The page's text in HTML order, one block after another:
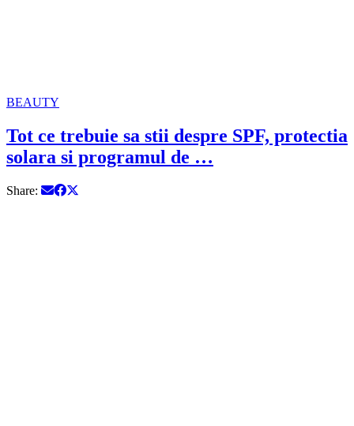
BEAUTY
Tot ce trebuie sa stii despre SPF, protectia
solara si programul de …
Share: